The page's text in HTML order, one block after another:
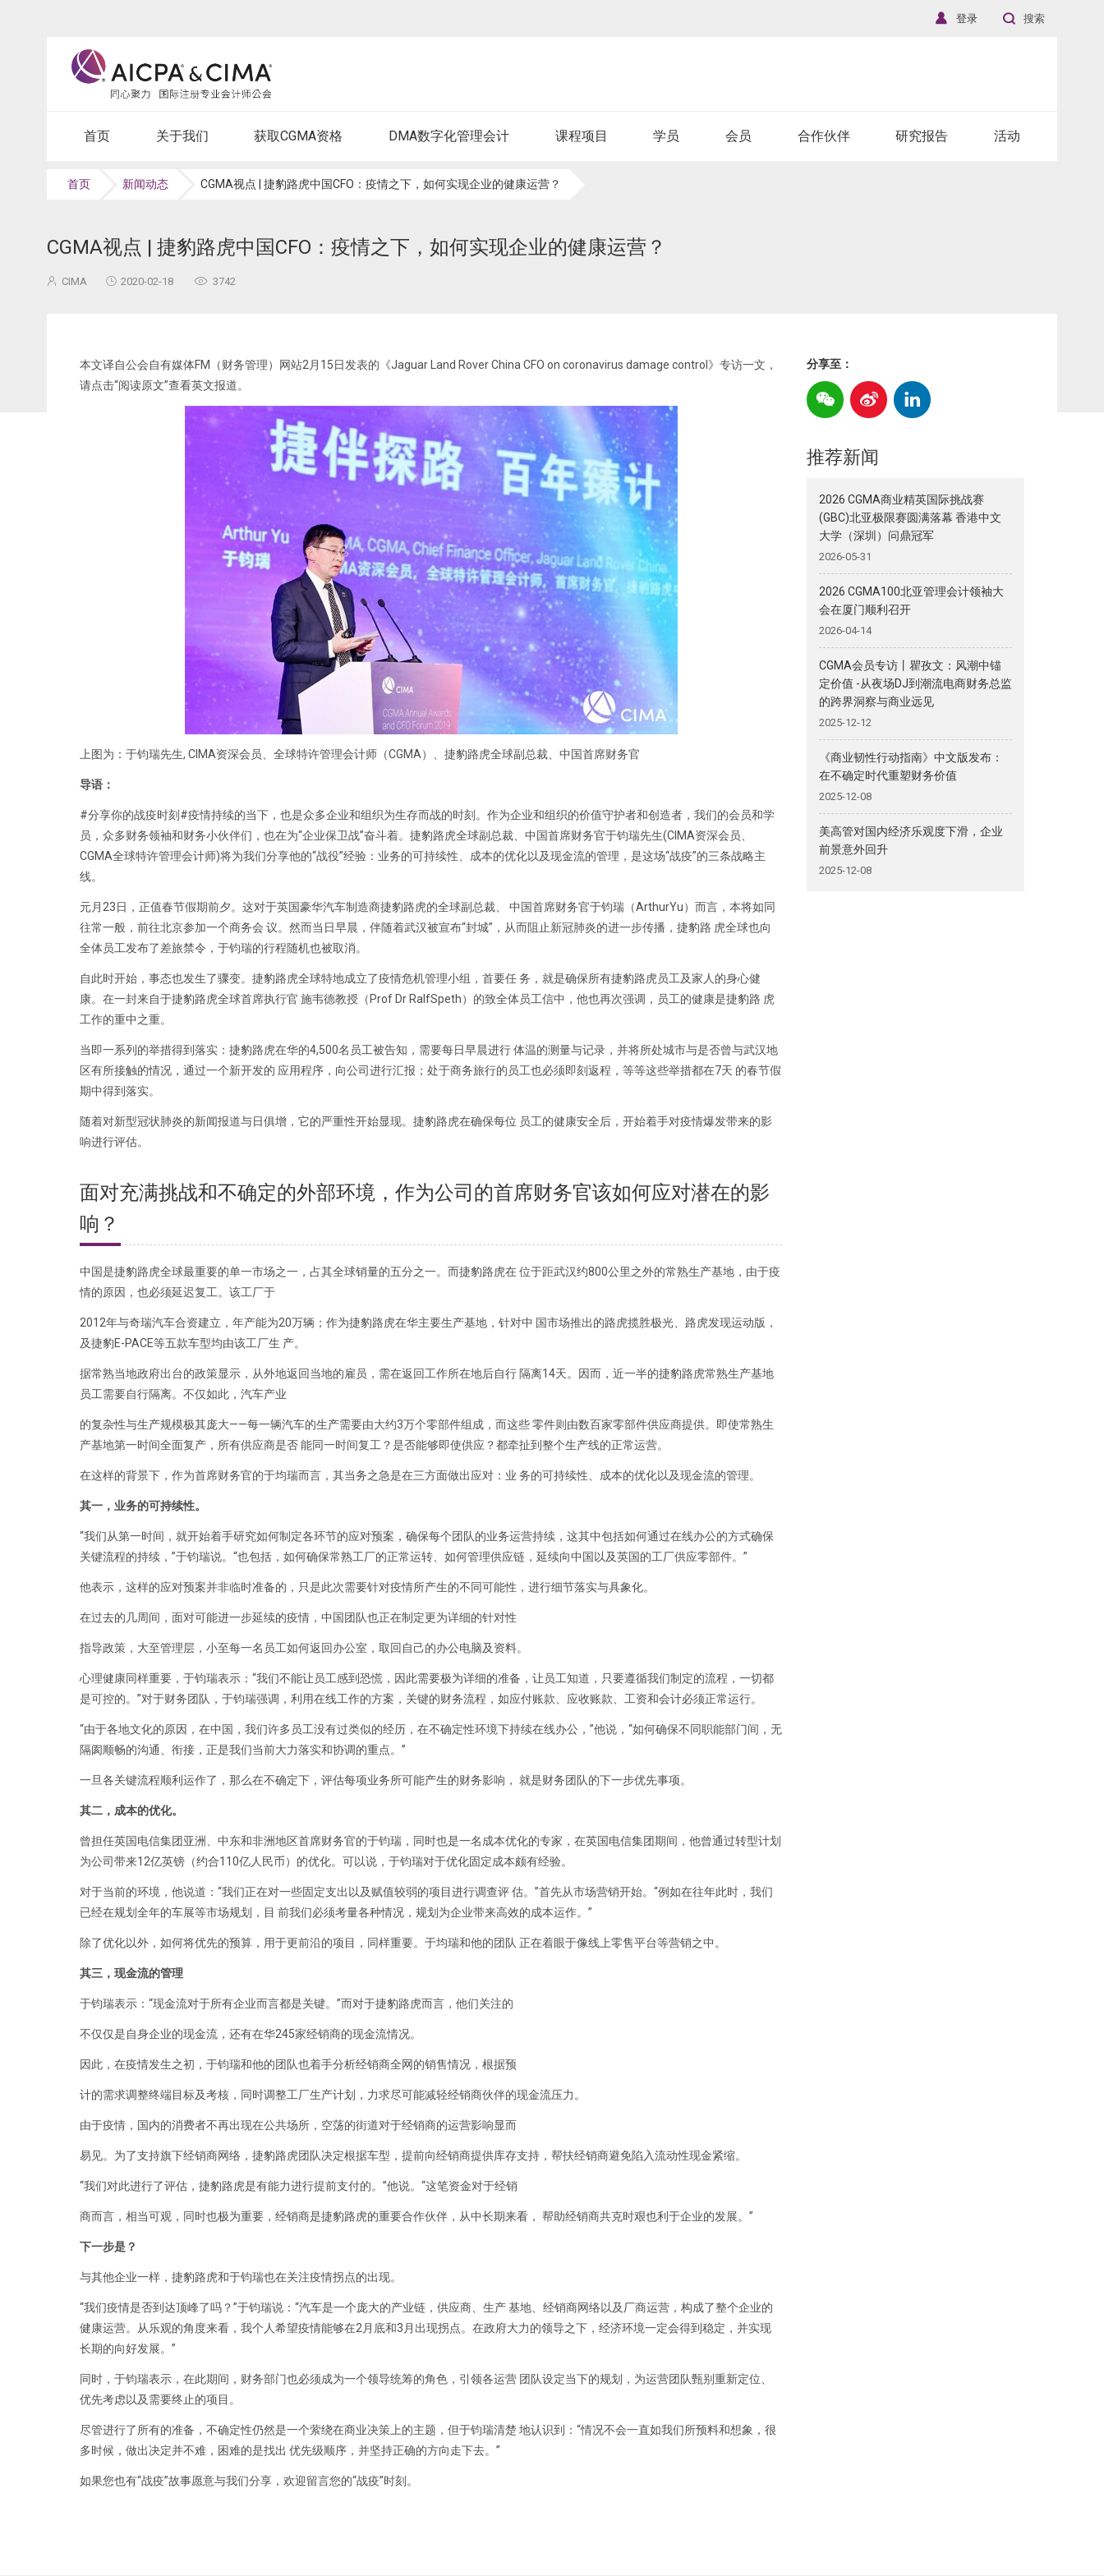
登录 搜索
首页 关于我们 获取CGMA资格 DMA数字化管理会计 课程项目 学员 会员 合作伙伴 研究报告 活动
首页 新闻动态 CGMA视点 | 捷豹路虎中国CFO：疫情之下，如何实现企业的健康运营？
CGMA视点 | 捷豹路虎中国CFO：疫情之下，如何实现企业的健康运营？
CIMA 2020-02-18 3742
本文译自公会自有媒体FM（财务管理）网站2月15日发表的《Jaguar Land Rover China CFO on coronavirus damage control》专访一文，
请点击“阅读原文”查看英文报道。
上图为：于钧瑞先生, CIMA资深会员、全球特许管理会计师（CGMA）、捷豹路虎全球副总裁、中国首席财务官
导语：
#分享你的战疫时刻#疫情持续的当下，也是众多企业和组织为生存而战的时刻。作为企业和组织的价值守护者和创造者，我们的会员和学
员，众多财务领袖和财务小伙伴们，也在为“企业保卫战”奋斗着。捷豹路虎全球副总裁、中国首席财务官于钧瑞先生(CIMA资深会员、
CGMA全球特许管理会计师)将为我们分享他的“战役”经验：业务的可持续性、成本的优化以及现金流的管理，是这场“战疫”的三条战略主
线。
元月23日，正值春节假期前夕。这对于英国豪华汽车制造商捷豹路虎的全球副总裁、 中国首席财务官于钧瑞（ArthurYu）而言，本将如同
往常一般，前往北京参加一个商务会 议。然而当日早晨，伴随着武汉被宣布“封城”，从而阻止新冠肺炎的进一步传播，捷豹路 虎全球也向
全体员工发布了差旅禁令，于钧瑞的行程随机也被取消。
自此时开始，事态也发生了骤变。捷豹路虎全球特地成立了疫情危机管理小组，首要任 务，就是确保所有捷豹路虎员工及家人的身心健
康。在一封来自于捷豹路虎全球首席执行官 施韦德教授（Prof Dr RalfSpeth）的致全体员工信中，他也再次强调，员工的健康是捷豹路 虎
工作的重中之重。
当即一系列的举措得到落实：捷豹路虎在华的4,500名员工被告知，需要每日早晨进行 体温的测量与记录，并将所处城市与是否曾与武汉地
区有所接触的情况，通过一个新开发的 应用程序，向公司进行汇报；处于商务旅行的员工也必须即刻返程，等等这些举措都在7天 的春节假
期中得到落实。
随着对新型冠状肺炎的新闻报道与日俱增，它的严重性开始显现。捷豹路虎在确保每位 员工的健康安全后，开始着手对疫情爆发带来的影
响进行评估。
面对充满挑战和不确定的外部环境，作为公司的首席财务官该如何应对潜在的影
响？
中国是捷豹路虎全球最重要的单一市场之一，占其全球销量的五分之一。而捷豹路虎在 位于距武汉约800公里之外的常熟生产基地，由于疫
情的原因，也必须延迟复工。该工厂于
2012年与奇瑞汽车合资建立，年产能为20万辆；作为捷豹路虎在华主要生产基地，针对中 国市场推出的路虎揽胜极光、路虎发现运动版，
及捷豹E-PACE等五款车型均由该工厂生 产。
据常熟当地政府出台的政策显示，从外地返回当地的雇员，需在返回工作所在地后自行 隔离14天。因而，近一半的捷豹路虎常熟生产基地
员工需要自行隔离。不仅如此，汽车产业
的复杂性与生产规模极其庞大——每一辆汽车的生产需要由大约3万个零部件组成，而这些 零件则由数百家零部件供应商提供。即使常熟生
产基地第一时间全面复产，所有供应商是否 能同一时间复工？是否能够即使供应？都牵扯到整个生产线的正常运营。
在这样的背景下，作为首席财务官的于均瑞而言，其当务之急是在三方面做出应对：业 务的可持续性、成本的优化以及现金流的管理。
其一，业务的可持续性。
“我们从第一时间，就开始着手研究如何制定各环节的应对预案，确保每个团队的业务运营持续，这其中包括如何通过在线办公的方式确保
关键流程的持续，”于钧瑞说。“也包括，如何确保常熟工厂的正常运转、如何管理供应链，延续向中国以及英国的工厂供应零部件。”
他表示，这样的应对预案并非临时准备的，只是此次需要针对疫情所产生的不同可能性，进行细节落实与具象化。
在过去的几周间，面对可能进一步延续的疫情，中国团队也正在制定更为详细的针对性
指导政策，大至管理层，小至每一名员工如何返回办公室，取回自己的办公电脑及资料。
心理健康同样重要，于钧瑞表示：“我们不能让员工感到恐慌，因此需要极为详细的准备，让员工知道，只要遵循我们制定的流程，一切都
是可控的。”对于财务团队，于钧瑞强调，利用在线工作的方案，关键的财务流程，如应付账款、应收账款、工资和会计必须正常运行。
“由于各地文化的原因，在中国，我们许多员工没有过类似的经历，在不确定性环境下持续在线办公，”他说，“如何确保不同职能部门间，无
隔阂顺畅的沟通、衔接，正是我们当前大力落实和协调的重点。”
一旦各关键流程顺利运作了，那么在不确定下，评估每项业务所可能产生的财务影响， 就是财务团队的下一步优先事项。
其二，成本的优化。
曾担任英国电信集团亚洲、中东和非洲地区首席财务官的于钧瑞，同时也是一名成本优化的专家，在英国电信集团期间，他曾通过转型计划
为公司带来12亿英镑（约合110亿人民币）的优化。可以说，于钧瑞对于优化固定成本颇有经验。
对于当前的环境，他说道：“我们正在对一些固定支出以及赋值较弱的项目进行调查评 估。”首先从市场营销开始。“例如在往年此时，我们
已经在规划全年的车展等市场规划，目 前我们必须考量各种情况，规划为企业带来高效的成本运作。”
除了优化以外，如何将优先的预算，用于更前沿的项目，同样重要。于均瑞和他的团队 正在着眼于像线上零售平台等营销之中。
其三，现金流的管理
于钧瑞表示：“现金流对于所有企业而言都是关键。”而对于捷豹路虎而言，他们关注的
不仅仅是自身企业的现金流，还有在华245家经销商的现金流情况。
因此，在疫情发生之初，于钧瑞和他的团队也着手分析经销商全网的销售情况，根据预
计的需求调整终端目标及考核，同时调整工厂生产计划，力求尽可能减轻经销商伙伴的现金流压力。
由于疫情，国内的消费者不再出现在公共场所，空荡的街道对于经销商的运营影响显而
易见。为了支持旗下经销商网络，捷豹路虎团队决定根据车型，提前向经销商提供库存支持，帮扶经销商避免陷入流动性现金紧缩。
“我们对此进行了评估，捷豹路虎是有能力进行提前支付的。”他说。“这笔资金对于经销
商而言，相当可观，同时也极为重要，经销商是捷豹路虎的重要合作伙伴，从中长期来看， 帮助经销商共克时艰也利于企业的发展。”
下一步是？
与其他企业一样，捷豹路虎和于钧瑞也在关注疫情拐点的出现。
“我们疫情是否到达顶峰了吗？”于钧瑞说：“汽车是一个庞大的产业链，供应商、生产 基地、经销商网络以及厂商运营，构成了整个企业的
健康运营。从乐观的角度来看，我个人希望疫情能够在2月底和3月出现拐点。在政府大力的领导之下，经济环境一定会得到稳定，并实现
长期的向好发展。”
同时，于钧瑞表示，在此期间，财务部门也必须成为一个领导统筹的角色，引领各运营 团队设定当下的规划，为运营团队甄别重新定位、
优先考虑以及需要终止的项目。
尽管进行了所有的准备，不确定性仍然是一个萦绕在商业决策上的主题，但于钧瑞清楚 地认识到：“情况不会一直如我们所预料和想象，很
多时候，做出决定并不难，困难的是找出 优先级顺序，并坚持正确的方向走下去。”
如果您也有“战疫”故事愿意与我们分享，欢迎留言您的“战疫”时刻。
分享至：
推荐新闻
2026 CGMA商业精英国际挑战赛
(GBC)北亚极限赛圆满落幕 香港中文
大学（深圳）问鼎冠军
2026-05-31
2026 CGMA100北亚管理会计领袖大
会在厦门顺利召开
2026-04-14
CGMA会员专访丨瞿孜文：风潮中锚
定价值 -从夜场DJ到潮流电商财务总监
的跨界洞察与商业远见
2025-12-12
《商业韧性行动指南》中文版发布：
在不确定时代重塑财务价值
2025-12-08
美高管对国内经济乐观度下滑，企业
前景意外回升
2025-12-08